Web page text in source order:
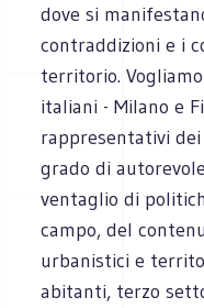
dove si
contraddizioni e i
territorio.
italiani - Milano e
rappresentativi
grado di
ventaglio di
campo, del
urbanistici e
abitanti, terzo